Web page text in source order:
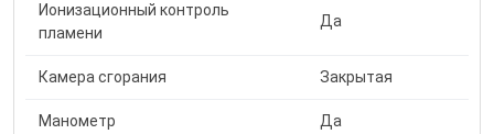
Ионизационный контроль
пламени
Да
Камера сгорания Закрытая
Манометр Да